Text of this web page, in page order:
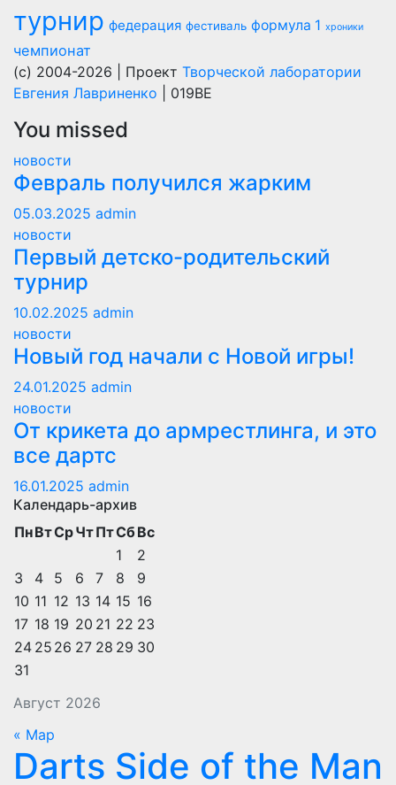
турнир федерация фестиваль формула 1 хроники
чемпионат
(c) 2004-2026 | Проект Творческой лаборатории
Евгения Лавриненко | 019BE
You missed
новости
Февраль получился жарким
05.03.2025 admin
новости
Первый детско-родительский
турнир
10.02.2025 admin
новости
Новый год начали с Новой игры!
24.01.2025 admin
новости
От крикета до армрестлинга, и это
все дартс
16.01.2025 admin
Календарь-архив
Август 2026
ПнВтСрЧтПтСбВс
1
2
3
4 5 6 7 8
9
10 11 12 13 14 15 16
17 18 19 20 21 22 23
24 25 26 27 28 29 30
31
« Мар
Darts Side of the Man